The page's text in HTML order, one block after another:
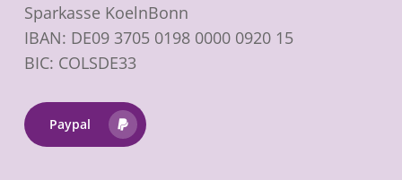
Sparkasse KoelnBonn
IBAN: DE09 3705 0198 0000 0920 15
BIC: COLSDE33
Paypal